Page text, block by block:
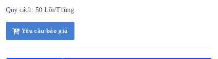
Quy cách: 50 Lõi/Thùng
Yêu cầu báo giá